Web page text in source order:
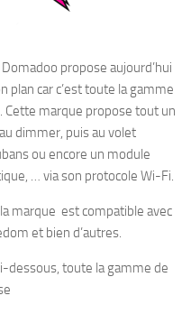
propose aujourd’hui
plan car c’est toute la gamme
Cette marque propose tout un
dimmer, puis au volet
ou encore un module
… via son protocole Wi-Fi.
marque est compatible avec
et bien d’autres.
dessous, toute la gamme de